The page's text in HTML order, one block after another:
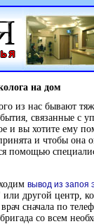
на дом
из нас бывают
связанные с
и вы хотите ему
и чтобы она
помощью
вывод из запоя
другой центр,
сначала по
со всем